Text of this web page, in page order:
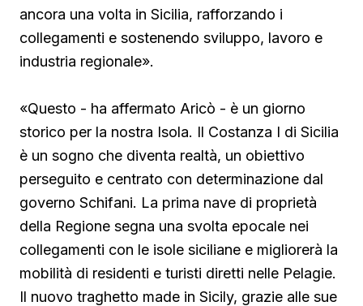
ancora una volta in Sicilia, rafforzando i
collegamenti e sostenendo sviluppo, lavoro e
industria regionale».
«Questo - ha affermato Aricò - è un giorno
storico per la nostra Isola. Il Costanza I di Sicilia
è un sogno che diventa realtà, un obiettivo
perseguito e centrato con determinazione dal
governo Schifani. La prima nave di proprietà
della Regione segna una svolta epocale nei
collegamenti con le isole siciliane e migliorerà la
mobilità di residenti e turisti diretti nelle Pelagie.
Il nuovo traghetto made in Sicily, grazie alle sue